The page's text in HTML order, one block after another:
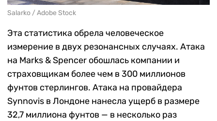
Salarko / Adobe Stock
Эта статистика обрела человеческое
измерение в двух резонансных случаях. Атака
на Marks & Spencer обошлась компании и
страховщикам более чем в 300 миллионов
фунтов стерлингов. Атака на провайдера
Synnovis в Лондоне нанесла ущерб в размере
32,7 миллиона фунтов — в несколько раз